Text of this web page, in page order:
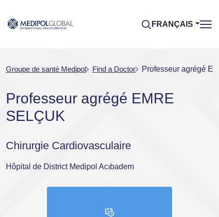
FRANÇAIS
Groupe de santé Medipol Find a Doctor Professeur agrégé
Professeur agrégé EMRE
SELÇUK
Chirurgie Cardiovasculaire
Hôpital de District Medipol Acıbadem